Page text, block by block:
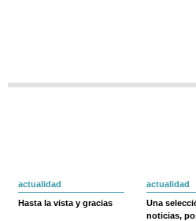
actualidad
Hasta la vista y gracias
actualidad
Una
noticias,